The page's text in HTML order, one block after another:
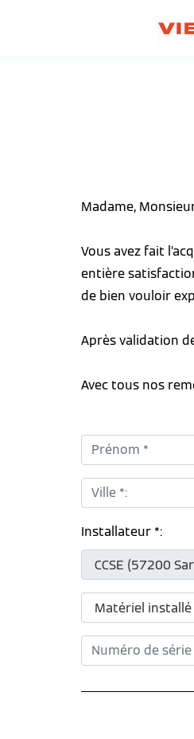
Madame,
Vous avez fait
entière
de bien vouloir
Après validation
Avec tous nos
Prénom *:
Ville *:
Installateur *: